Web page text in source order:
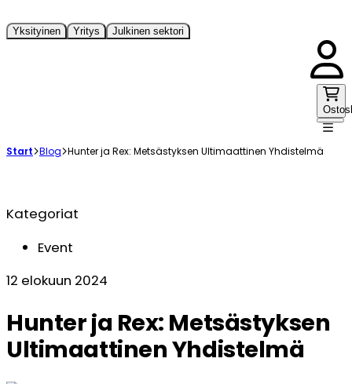
Yksityinen Yritys Julkinen sektori
Start Blog Hunter ja Rex: Metsästyksen Ultimaattinen Yhdistelmä
Kategoriat
Event
12 elokuun 2024
Hunter ja Rex: Metsästyksen
Ultimaattinen Yhdistelmä